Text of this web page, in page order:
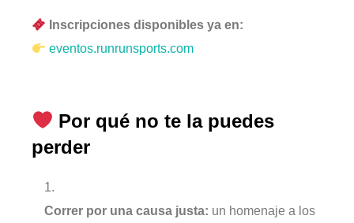
Inscripciones disponibles ya en:
eventos.runrunsports.com
Por qué no te la puedes
perder
Correr por una causa justa: un homenaje a los